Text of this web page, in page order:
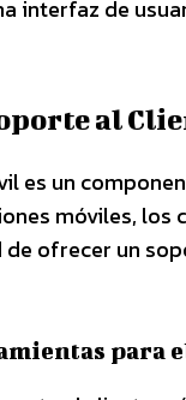
interfaz de
al
es un
móviles, los
ofrecer un
para